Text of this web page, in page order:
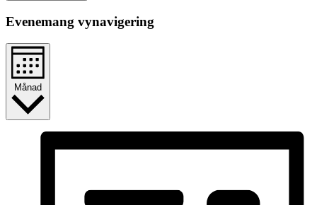
Evenemang vynavigering
Månad